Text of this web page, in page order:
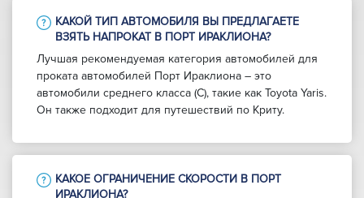
КАКОЙ ТИП АВТОМОБИЛЯ ВЫ ПРЕДЛАГАЕТЕ
ВЗЯТЬ НАПРОКАТ В ПОРТ ИРАКЛИОНА?
Лучшая рекомендуемая категория автомобилей для
проката автомобилей Порт Ираклиона – это
автомобили среднего класса (C), такие как Toyota Yaris.
Он также подходит для путешествий по Криту.
КАКОЕ ОГРАНИЧЕНИЕ СКОРОСТИ В ПОРТ
ИРАКЛИОНА?